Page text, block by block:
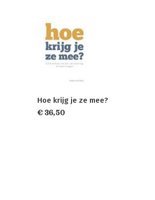
Hoe krijg je ze mee?
€ 36,50